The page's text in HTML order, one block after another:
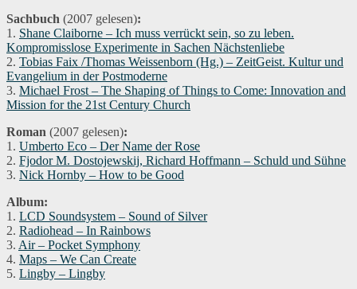
Sachbuch (2007 gelesen):
1. Shane Claiborne – Ich muss verrückt sein, so zu leben.
Kompromisslose Experimente in Sachen Nächstenliebe
2. Tobias Faix /Thomas Weissenborn (Hg.) – ZeitGeist. Kultur und
Evangelium in der Postmoderne
3. Michael Frost – The Shaping of Things to Come: Innovation and
Mission for the 21st Century Church
Roman (2007 gelesen):
1. Umberto Eco – Der Name der Rose
2. Fjodor M. Dostojewskij, Richard Hoffmann – Schuld und Sühne
3. Nick Hornby – How to be Good
Album:
1. LCD Soundsystem – Sound of Silver
2. Radiohead – In Rainbows
3. Air – Pocket Symphony
4. Maps – We Can Create
5. Lingby – Lingby